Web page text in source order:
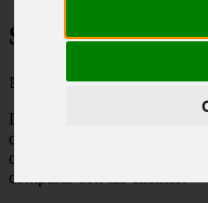
Siete
📅 05/06/2025
Los guppys son una de las
quienes son aficionados a
curiosidades sobre ellos que
compartir con tus clientes.